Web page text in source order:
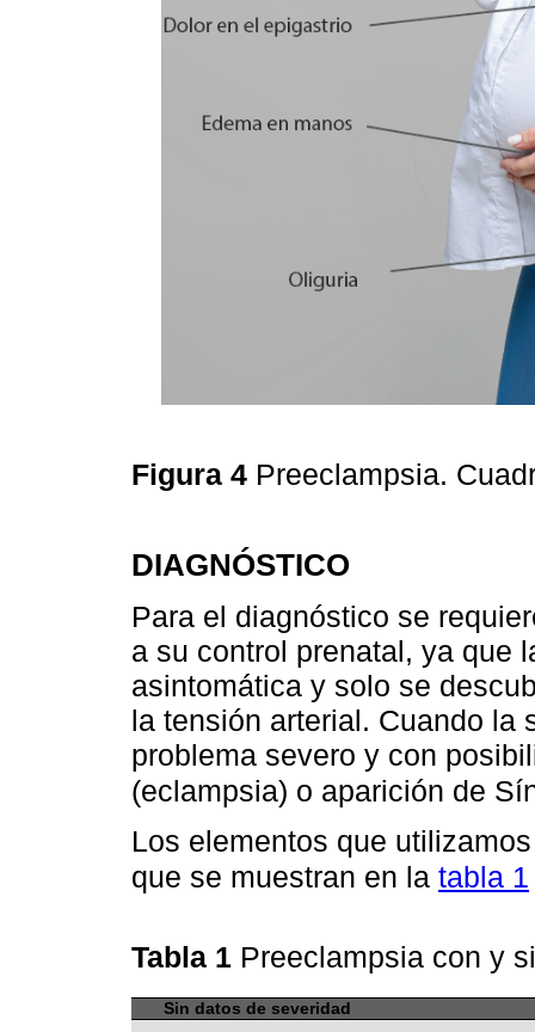
Figura 4 Preeclampsia.
DIAGNÓSTICO
Para el diagnóstico se
a su control prenatal, ya que
asintomática y solo se
la tensión arterial. Cuando la
problema severo y con
(eclampsia) o aparición de
Los elementos que
que se muestran en la tabla 1
Tabla 1 Preeclampsia con y
Sin datos de severidad